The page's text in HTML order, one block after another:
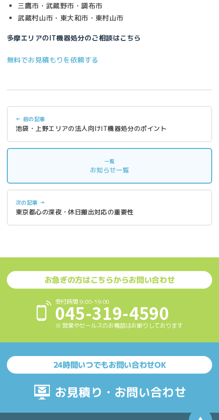
三鷹市・武蔵野市・調布市
武蔵村山市・東大和市・東村山市
多摩エリアのIT機器処分のご相談はこちら
無料でお見積もりを依頼する
← 前の記事
池袋・上野エリアの法人向けIT機器処分のポイント
一覧
お知らせ一覧
次の記事 →
東京都心の深夜・休日搬出対応の重要性
お急ぎの方はこちらからお問い合わせ
受付時間 9:00-19:00
045-319-4590
※ 営業やセールスのお電話はお断りしております
24時間いつでもお問い合わせOK
お見積り・お問い合わせ